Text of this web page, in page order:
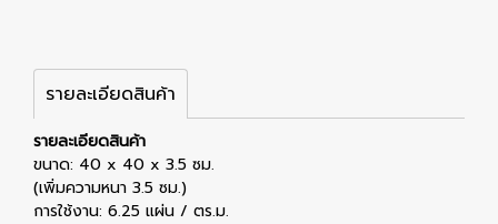
รายละเอียดสินค้า
รายละเอียดสินค้า
ขนาด: 40 x 40 x 3.5 ซม.
(เพิ่มความหนา 3.5 ซม.)
การใช้งาน: 6.25 แผ่น / ตร.ม.